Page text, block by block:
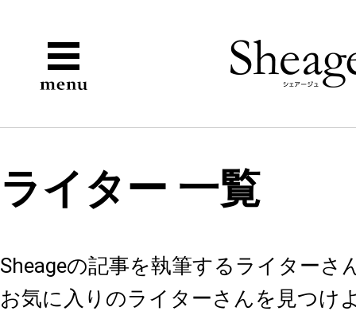
ライター 一覧
Sheageの記事を執筆するライターさ
お気に入りのライターさんを見つけ